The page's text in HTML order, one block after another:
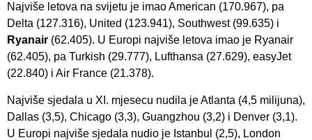
Najviše letova na svijetu je imao American (170.967), pa
Delta (127.316), United (123.941), Southwest (99.635) i
Ryanair (62.405). U Europi najviše letova imao je Ryanair
(62.405), pa Turkish (29.777), Lufthansa (27.629), easyJet
(22.840) i Air France (21.378).
Najviše sjedala u XI. mjesecu nudila je Atlanta (4,5 milijuna),
Dallas (3,5), Chicago (3,3), Guangzhou (3,2) i Denver (3,1).
U Europi najviše sjedala nudio je Istanbul (2,5), London